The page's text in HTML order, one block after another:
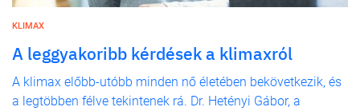
KLIMAX
A leggyakoribb kérdések a klimaxról
A klimax előbb-utóbb minden nő életében bekövetkezik, és
a legtöbben félve tekintenek rá. Dr. Hetényi Gábor, a